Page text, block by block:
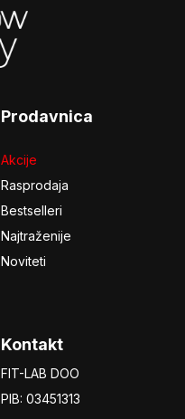
Prodavnica
Akcije
Rasprodaja
Bestselleri
Najtraženije
Noviteti
Kontakt
FIT-LAB DOO
PIB: 03451313